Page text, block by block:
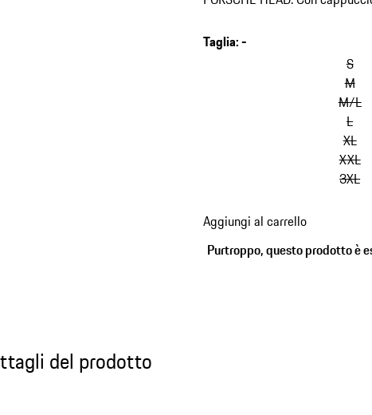
Taglia:-
S
M
M/L
L
XL
XXL
3XL
alle
varianti
Aggiungi al carrello
Purtroppo, questo prodotto è
del prodotto